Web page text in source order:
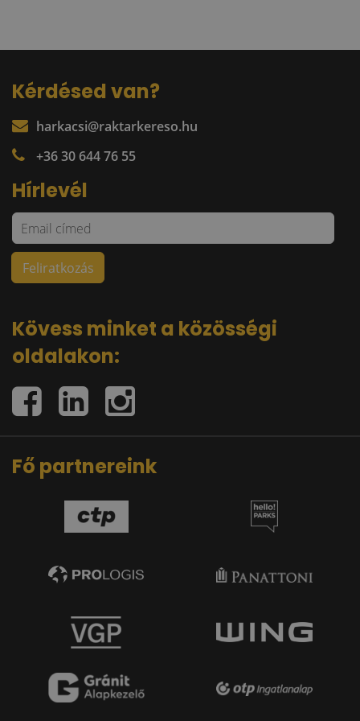
Kérdésed van?
harkacsi@raktarkereso.hu
+36 30 644 76 55
Hírlevél
Kövess minket a közösségi
oldalakon:
Fő partnereink